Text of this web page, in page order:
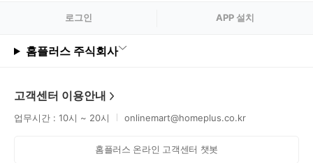
로그인 APP 설치
홈플러스 주식회사
고객센터 이용안내
업무시간 : 10시 ~ 20시 onlinemart@homeplus.co.kr
홈플러스 온라인 고객센터 챗봇